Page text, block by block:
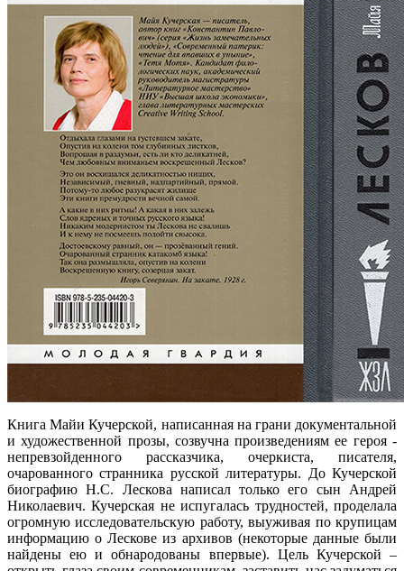
Книга Майи Кучерской, написанная на грани документальной
и художественной прозы, созвучна произведениям ее героя -
непревзойденного рассказчика, очеркиста, писателя,
очарованного странника русской литературы. До Кучерской
биографию Н.С. Лескова написал только его сын Андрей
Николаевич. Кучерская не испугалась трудностей, проделала
огромную исследовательскую работу, выуживая по крупицам
информацию о Лескове из архивов (некоторые данные были
найдены ею и обнародованы впервые). Цель Кучерской –